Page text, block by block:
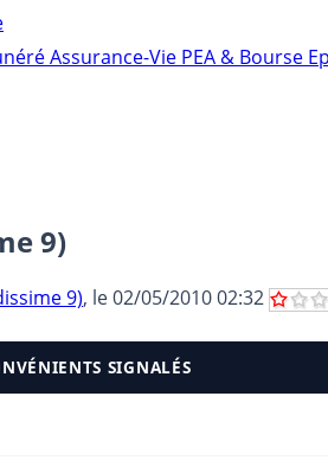
Assurance-Vie PEA & Bourse
9)
9), le02/05/2010 02:32
SIGNALÉS